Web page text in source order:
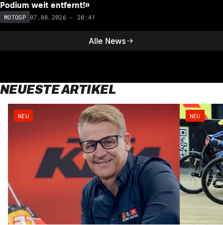
Alle News
Podium weit entfernt!»
MOTOGP 07.08.2026 - 20:41
NEUESTE ARTIKEL
NEU NEU